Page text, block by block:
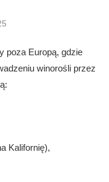
poza Europą, gdzie
winorośli przez
Kalifornię),